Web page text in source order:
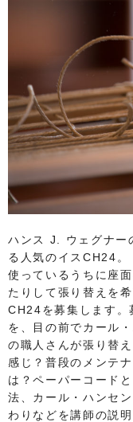
ハンス J. ウェグナー
る人気のイスCH24。
使っているうちに座
たりして張り替えを
CH24を募集します。
を、目の前でカール
の職人さんが張り替
感じ？普段のメンテ
は？ペーパーコード
法、カール・ハンセ
わりなどを講師の説